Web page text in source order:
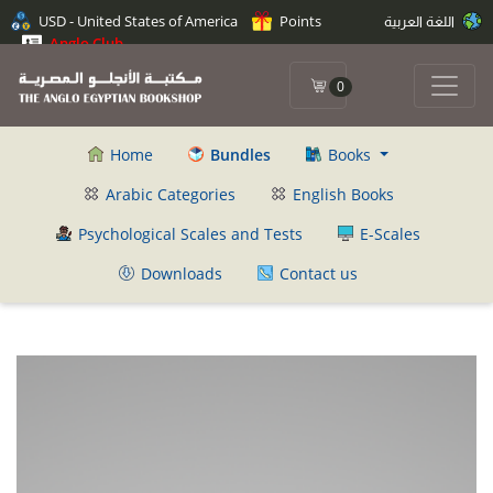
USD - United States of America
Points
Anglo Club
0
Home Bundles
Books
Arabic Categories
English Books
Psychological Scales and Tests
E-Scales
Downloads
Contact us